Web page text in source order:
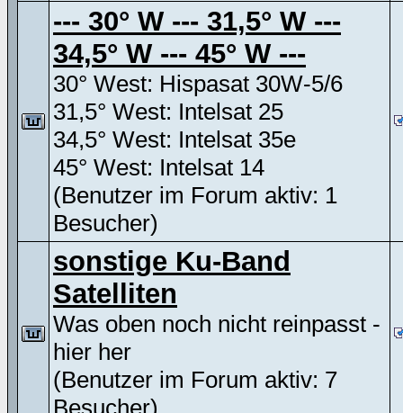
--- 30° W --- 31,5° W ---
34,5° W --- 45° W ---
30° West: Hispasat 30W-5/6
31,5° West: Intelsat 25
34,5° West: Intelsat 35e
45° West: Intelsat 14
(Benutzer im Forum aktiv: 1
Besucher)
sonstige Ku-Band
Satelliten
Was oben noch nicht reinpasst -
hier her
(Benutzer im Forum aktiv: 7
Besucher)